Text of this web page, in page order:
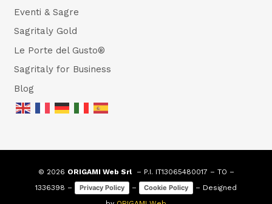
Eventi & Sagre
Sagritaly Gold
Le Porte del Gusto®
Sagritaly for Business
Blog
© 2026 ORIGAMI Web Srl– P.I. IT13065480017 – TO –
1336398 –
Privacy Policy – Cookie Policy
– Designed